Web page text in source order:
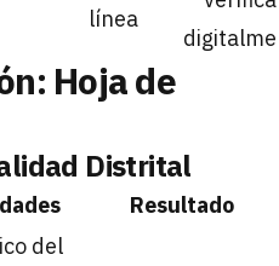
línea
Hoja de
Distrital
Resultado
del